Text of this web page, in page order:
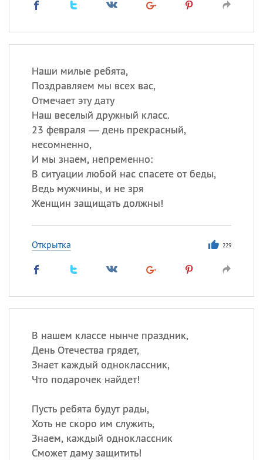
Наши милые ребята,
Поздравляем мы всех вас,
Отмечает эту дату
Наш веселый дружный класс.
23 февраля — день прекрасный,
несомненно,
И мы знаем, непременно:
В ситуации любой нас спасете от беды,
Ведь мужчины, и не зря
Женщин защищать должны!
Открытка 229
В нашем классе нынче праздник,
День Отечества грядет,
Знает каждый одноклассник,
Что подарочек найдет!
Пусть ребята будут рады,
Хоть не скоро им служить,
Знаем, каждый одноклассник
Сможет даму защитить!